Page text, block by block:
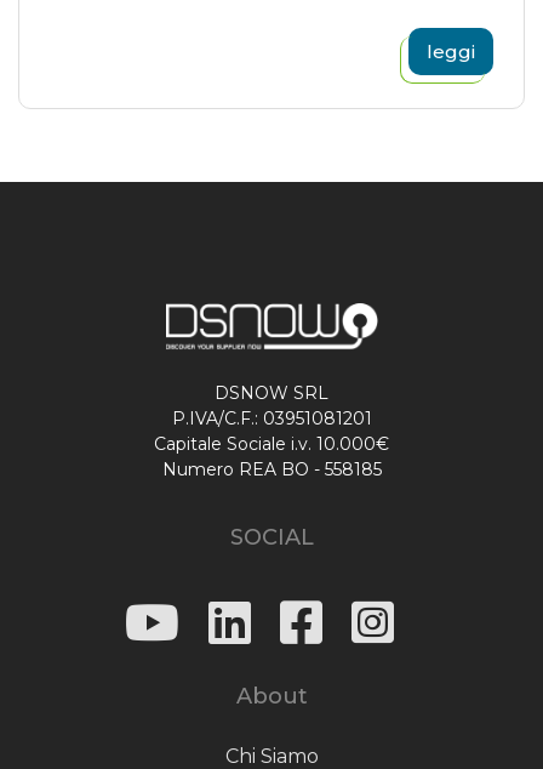
leggi
DSNOW SRL
P.IVA/C.F.: 03951081201
Capitale Sociale i.v. 10.000€
Numero REA BO - 558185
SOCIAL
About
Chi Siamo